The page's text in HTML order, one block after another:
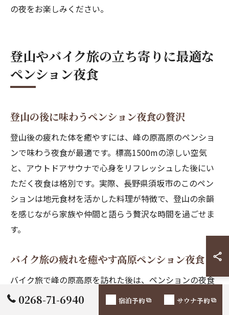
の夜をお楽しみください。
登山やバイク旅の立ち寄りに最適な
ペンション夜食
登山の後に味わうペンション夜食の贅沢
登山後の疲れた体を癒やすには、峰の原高原のペンショ
ンで味わう夜食が最適です。標高1500mの涼しい空気
と、アウトドアサウナで心身をリフレッシュした後にい
ただく夜食は格別です。実際、長野県須坂市のこのペン
ションは地元食材を活かした料理が特徴で、登山の余韻
を感じながら家族や仲間と語らう贅沢な時間を過ごせま
す。
バイク旅の疲れを癒やす高原ペンション夜食
バイク旅で峰の原高原を訪れた後は、ペンションの夜食
が旅の締めくくりにぴったりです。高地ならではの涼し
0268-71-6940 宿泊予約 サウナ予約